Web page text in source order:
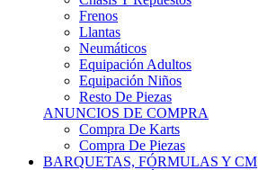
Llantas
Neumáticos
Equipación Adultos
Equipación Niños
Resto De Piezas
ANUNCIOS DE COMPRA
Compra De Karts
Compra De Piezas
BARQUETAS, FÓRMULAS Y CM
BARQUETAS, FÓRMULAS Y CM